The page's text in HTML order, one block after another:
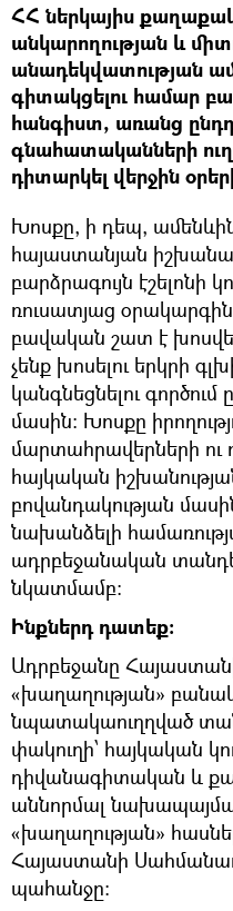
ՀՀ ներկայիս
անկարողության և
անադեկվատության
գիտակցելու համար
հանգիստ, առանց
գնահատականների
դիտարկել վերջին
Խոսքը, ի դեպ,
հայաստանյան
բարձրագույն էշելոնի
ռուսատյաց
բավական շատ է
չենք խոսելու երկրի
կանգնեցնելու գործում
մասին։ Խոսքը
մարտահրավերների ու
հայկական
բովանդակության
նախանձելի
ադրբեջանական
նկատմամբ։
Ինքներդ դատեք։
Ադրբեջանը
«խաղաղության»
նպատակաուղղված
փակուղի՝ հայկական
դիվանագիտական և
աննորմալ
«խաղաղության»
Հայաստանի
պահանջը։